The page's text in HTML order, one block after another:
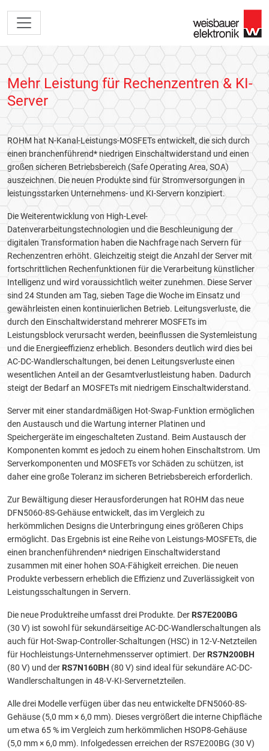
Mehr Leistung für Rechenzentren & KI-
Server
ROHM hat N-Kanal-Leistungs-MOSFETs entwickelt, die sich durch
einen branchenführend* niedrigen Einschaltwiderstand und einen
großen sicheren Betriebsbereich (Safe Operating Area, SOA)
auszeichnen. Die neuen Produkte sind für Stromversorgungen in
leistungsstarken Unternehmens- und KI-Servern konzipiert.
Die Weiterentwicklung von High-Level-
Datenverarbeitungstechnologien und die Beschleunigung der
digitalen Transformation haben die Nachfrage nach Servern für
Rechenzentren erhöht. Gleichzeitig steigt die Anzahl der Server mit
fortschrittlichen Rechenfunktionen für die Verarbeitung künstlicher
Intelligenz und wird voraussichtlich weiter zunehmen. Diese Server
sind 24 Stunden am Tag, sieben Tage die Woche im Einsatz und
gewährleisten einen kontinuierlichen Betrieb. Leitungsverluste, die
durch den Einschaltwiderstand mehrerer MOSFETs im
Leistungsblock verursacht werden, beeinflussen die Systemleistung
und die Energieeffizienz erheblich. Besonders deutlich wird dies bei
AC-DC-Wandlerschaltungen, bei denen Leitungsverluste einen
wesentlichen Anteil an der Gesamtverlustleistung haben. Dadurch
steigt der Bedarf an MOSFETs mit niedrigem Einschaltwiderstand.
Server mit einer standardmäßigen Hot-Swap-Funktion ermöglichen
den Austausch und die Wartung interner Platinen und
Speichergeräte im eingeschalteten Zustand. Beim Austausch der
Komponenten kommt es jedoch zu einem hohen Einschaltstrom. Um
Serverkomponenten und MOSFETs vor Schäden zu schützen, ist
daher eine große Toleranz im sicheren Betriebsbereich erforderlich.
Zur Bewältigung dieser Herausforderungen hat ROHM das neue
DFN5060-8S-Gehäuse entwickelt, das im Vergleich zu
herkömmlichen Designs die Unterbringung eines größeren Chips
ermöglicht. Das Ergebnis ist eine Reihe von Leistungs-MOSFETs, die
einen branchenführenden* niedrigen Einschaltwiderstand
zusammen mit einer hohen SOA-Fähigkeit erreichen. Die neuen
Produkte verbessern erheblich die Effizienz und Zuverlässigkeit von
Leistungsschaltungen in Servern.
Die neue Produktreihe umfasst drei Produkte. Der RS7E200BG
(30 V) ist sowohl für sekundärseitige AC-DC-Wandlerschaltungen als
auch für Hot-Swap-Controller-Schaltungen (HSC) in 12-V-Netzteilen
für Hochleistungs-Unternehmensserver optimiert. Der RS7N200BH
(80 V) und der RS7N160BH (80 V) sind ideal für sekundäre AC-DC-
Wandlerschaltungen in 48-V-KI-Servernetzteilen.
Alle drei Modelle verfügen über das neu entwickelte DFN5060-8S-
Gehäuse (5,0 mm × 6,0 mm). Dieses vergrößert die interne Chipfläche
um etwa 65 % im Vergleich zum herkömmlichen HSOP8-Gehäuse
(5,0 mm × 6,0 mm). Infolgedessen erreichen der RS7E200BG (30 V)